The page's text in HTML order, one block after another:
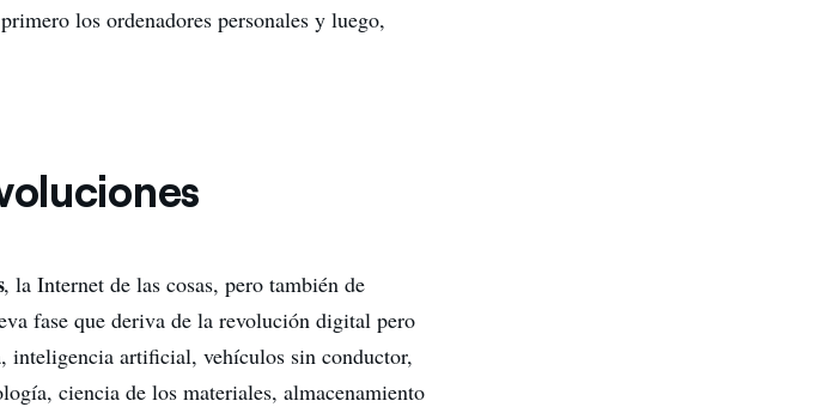
los ordenadores personales y luego,
, la Internet de las cosas, pero también de
fase que deriva de la revolución digital pero
inteligencia artificial, vehículos sin conductor,
ciencia de los materiales, almacenamiento